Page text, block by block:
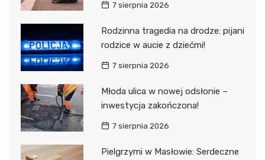
7 sierpnia 2026
Rodzinna tragedia na drodze: pijani
rodzice w aucie z dziećmi!
7 sierpnia 2026
Młoda ulica w nowej odsłonie –
inwestycja zakończona!
7 sierpnia 2026
Pielgrzymi w Masłowie: Serdeczne